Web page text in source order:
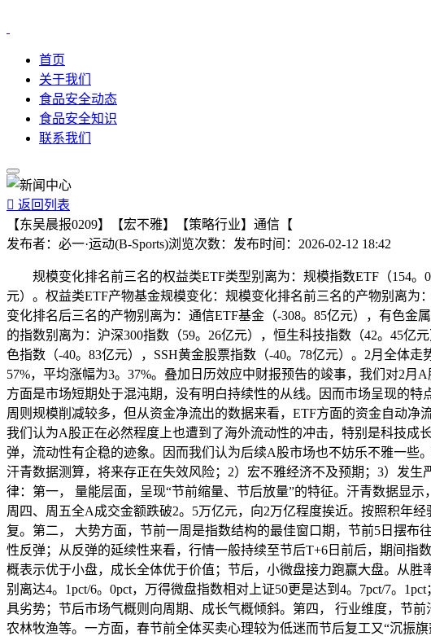
首页
关于我们
食品安全动态
食品安全知识
联系我们
 返回列表
【东吴晨报0209】【宏不雅】【策略行业】通信【
发布者： 必一·运动(B-Sports)浏览次数： 发布时间： 2026-02-12 18:42
规模变化排名前三名的权益类ETF类型别离为：规模指数ETF（154。
元）。权益类ETF产物基金规模变化：规模变化排名前三名的产物别离为
变化排名后三名的产物别离为：通信ETF基金（-308。85亿元），有色金
的指数别离为：沪深300指数（59。26亿元），恒生科技指数（42。45亿
色指数（-40。83亿元），SSH黄金股票指数（-40。78亿元）。2月全体
57%，平均涨幅为3。37%。叠加日历效应中财报预告的竣事，我们对2
方面是市场短期处于混沌期，没有明白持续性的从线。因而市场呈现的
周则规模削减较多，但从资金净流出的数据来看，ETF方面的资金自动
我们认为A股正在必然程度上也遭到了海外流动性的冲击，特别是科技成
弹，流动性有企稳的迹象。因而我们认为后续A股市场也不妨乐不雅一
汗青数据测算，将来存正在失效风险；2）宏不雅经济不及预期；3）发
律：第一， 量能层面，呈现“节前缩量、节后放量”的特征。汗青数据显
周四、周五全A成交金额跌破2。5万亿元，向2万亿程度挨近。按照积年
复。第二， 大势方面，节前一周是指数结构的最佳窗口期，节前5日摆
性反弹；从反弹的延续性来看，行情一般持续至节后T+6日前后，期间
概表示优于小盘，成长全体优于价值；节后，小微盘接力跑赢大盘。从
别离达4。1pct/6。0pct，万得微盘指数相对上证50更是达到4。7pct/7。
具劣势；节后市场气概则向周期、成长气概倾斜。第四， 行业维度，节
农林牧渔等。一方面，春节前全体买卖心理较为低迷而节后复工又“沉振